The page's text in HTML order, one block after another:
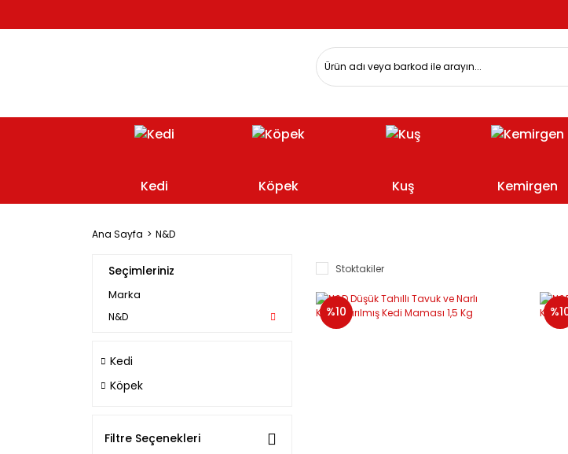
Kedi Köpek Kuş Kemirgen
Ana Sayfa N&D
Seçimleriniz
Marka
N&D
Kedi
Köpek
Filtre Seçenekleri
Stoktakiler
%10